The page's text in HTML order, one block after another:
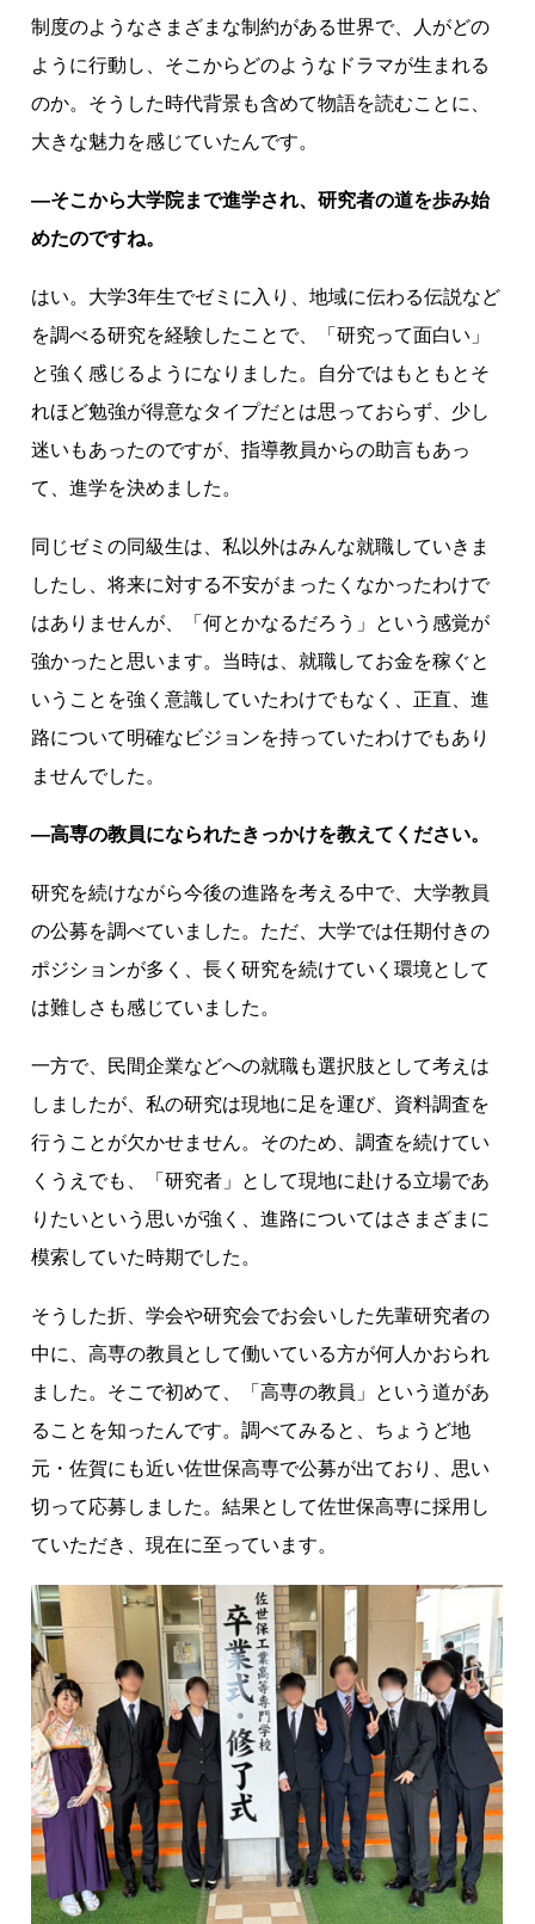
制度のようなさまざまな制約がある世界で、人がどの
ように行動し、そこからどのようなドラマが生まれる
のか。そうした時代背景も含めて物語を読むことに、
大きな魅力を感じていたんです。
―そこから大学院まで進学され、研究者の道を歩み始
めたのですね。
はい。大学3年生でゼミに入り、地域に伝わる伝説など
を調べる研究を経験したことで、「研究って面白い」
と強く感じるようになりました。自分ではもともとそ
れほど勉強が得意なタイプだとは思っておらず、少し
迷いもあったのですが、指導教員からの助言もあっ
て、進学を決めました。
同じゼミの同級生は、私以外はみんな就職していきま
したし、将来に対する不安がまったくなかったわけで
はありませんが、「何とかなるだろう」という感覚が
強かったと思います。当時は、就職してお金を稼ぐと
いうことを強く意識していたわけでもなく、正直、進
路について明確なビジョンを持っていたわけでもあり
ませんでした。
―高専の教員になられたきっかけを教えてください。
研究を続けながら今後の進路を考える中で、大学教員
の公募を調べていました。ただ、大学では任期付きの
ポジションが多く、長く研究を続けていく環境として
は難しさも感じていました。
一方で、民間企業などへの就職も選択肢として考えは
しましたが、私の研究は現地に足を運び、資料調査を
行うことが欠かせません。そのため、調査を続けてい
くうえでも、「研究者」として現地に赴ける立場であ
りたいという思いが強く、進路についてはさまざまに
模索していた時期でした。
そうした折、学会や研究会でお会いした先輩研究者の
中に、高専の教員として働いている方が何人かおられ
ました。そこで初めて、「高専の教員」という道があ
ることを知ったんです。調べてみると、ちょうど地
元・佐賀にも近い佐世保高専で公募が出ており、思い
切って応募しました。結果として佐世保高専に採用し
ていただき、現在に至っています。